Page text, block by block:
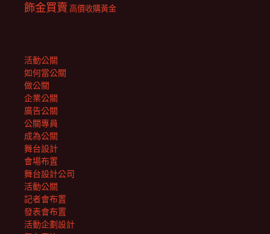
飾金買賣 高價收購黃金
活動公關
如何當公關
做公關
企業公關
廣告公關
公關專員
成為公關
舞台設計
會場布置
舞台設計公司
活動公關
記者會布置
發表會布置
活動企劃設計